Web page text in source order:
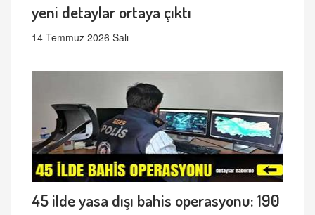
yeni detaylar ortaya çıktı
14 Temmuz 2026 Salı
45 ilde yasa dışı bahis operasyonu: 190